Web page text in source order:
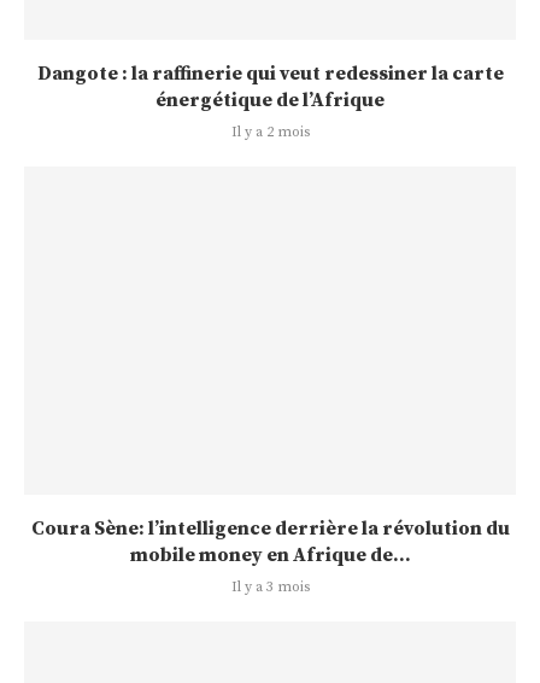
Dangote : la raffinerie qui veut redessiner la carte
énergétique de l’Afrique
Il y a 2 mois
Coura Sène: l’intelligence derrière la révolution du
mobile money en Afrique de...
Il y a 3 mois